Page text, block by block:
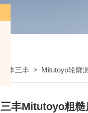
本三丰 > Mitutoyo轮廓
三丰Mitutoyo粗糙